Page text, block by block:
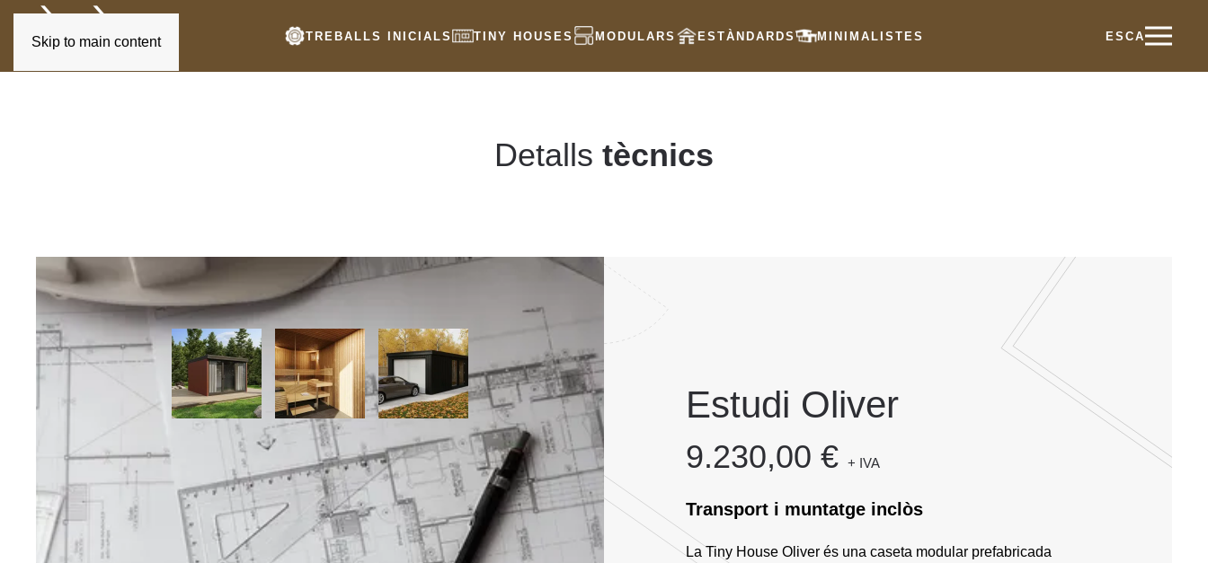
Skip to main content TREBALLS INICIALS TINY HOUSES MODULARS ESTÀNDARDS MINIMALISTES ES CA
Detalls tècnics
Estudi Oliver
9.230,00 € + IVA
Transport i muntatge inclòs
La Tiny House Oliver és una caseta modular prefabricada